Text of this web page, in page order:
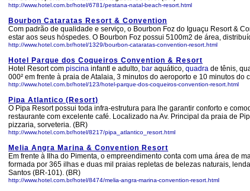
http://www.hotel.com.br/hotel/6781/pestana-natal-beach-resort.html
Bourbon Cataratas Resort & Convention
Com padrão de qualidade e serviço, o Bourbon Foz do Iguaçu Resort &
estar aos seus hóspedes. O Bourbon Foz possui 5100m2 de área,
http://www.hotel.com.br/hotel/1329/bourbon-cataratas-convention-resort.html
Hotel Parque dos Coqueiros Convention & Resort
Hotel Resort com piscina infantl e adulto, bar aquático, quadra de tênis,
000² em frente à praia de Atalaia, 3 minutos do aeroporto e 10 minutos do
http://www.hotel.com.br/hotel/123/hotel-parque-dos-coqueiros-convention-resort.html
Pipa Atlantico (Resort)
O Pipa Resort possui toda infra-estrutura para lhe garantir conforto e
restaurante com excelente café. Localizado na Av. Principal da praia de
pizzaria, sorveteria. (BR)
http://www.hotel.com.br/hotel/8217/pipa_atlantico_resort.html
Melia Angra Marina & Convention Resort
Em frente à Ilha do Pimenta, o empreendimento conta com uma área de
formada por 365 ilhas e duas mil praias repletas de belezas naturais,
Santos (BR-101). (BR)
http://www.hotel.com.br/hotel/8474/melia-angra-marina-convention-resort.html